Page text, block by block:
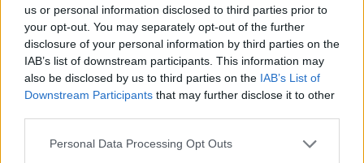
us or personal information disclosed to third parties prior to
your opt-out. You may separately opt-out of the further
disclosure of your personal information by third parties on the
IAB’s list of downstream participants. This information may
also be disclosed by us to third parties on the IAB’s List of
Downstream Participants that may further disclose it to other
Please note that this website/app uses one or more Google
Personal Data Processing Opt Outs
entrada de material sem comprovação na cadeia formal,
mas sua eficácia dependerá do equilíbrio entre tecnologia,
governança e ação de campo.
Susanna Cardinale